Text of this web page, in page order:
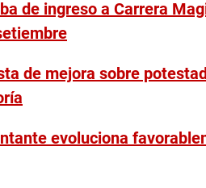
de ingreso a Carrera
de mejora sobre
evoluciona